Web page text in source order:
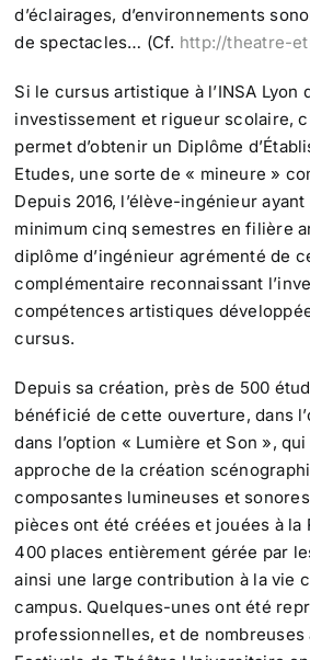
d’éclairages, d’environnements
de spectacles… (Cf. http://theatre-
Si le cursus artistique à l’INSA Lyon
investissement et rigueur scolaire,
permet d’obtenir un Diplôme
Etudes, une sorte de « mineure »
Depuis 2016, l’élève-ingénieur
minimum cinq semestres en filière
diplôme d’ingénieur agrémenté de
complémentaire reconnaissant
compétences artistiques
cursus.
Depuis sa création, près de 500
bénéficié de cette ouverture, dans
dans l’option « Lumière et Son »,
approche de la création
composantes lumineuses et
pièces ont été créées et jouées à la
400 places entièrement gérée par
ainsi une large contribution à la vie
campus. Quelques-unes ont été
professionnelles, et de nombreuses